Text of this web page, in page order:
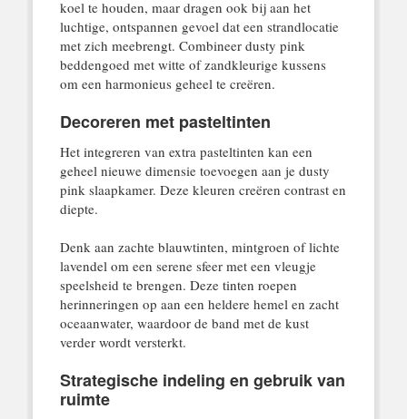
koel te houden, maar dragen ook bij aan het
luchtige, ontspannen gevoel dat een strandlocatie
met zich meebrengt. Combineer dusty pink
beddengoed met witte of zandkleurige kussens
om een harmonieus geheel te creëren.
Decoreren met pasteltinten
Het integreren van extra pasteltinten kan een
geheel nieuwe dimensie toevoegen aan je dusty
pink slaapkamer. Deze kleuren creëren contrast en
diepte.
Denk aan zachte blauwtinten, mintgroen of lichte
lavendel om een serene sfeer met een vleugje
speelsheid te brengen. Deze tinten roepen
herinneringen op aan een heldere hemel en zacht
oceaanwater, waardoor de band met de kust
verder wordt versterkt.
Strategische indeling en gebruik van
ruimte